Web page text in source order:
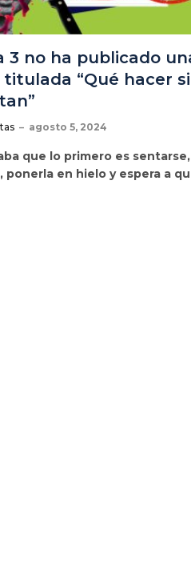
3 no ha publicado
“Qué hacer
agosto 5, 2024
que lo primero es
ponerla en hielo y espera a